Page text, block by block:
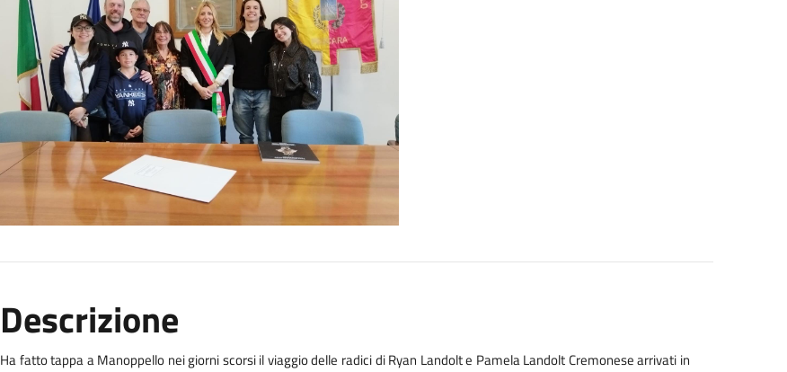
Descrizione
Ha fatto tappa a Manoppello nei giorni scorsi il viaggio delle radici di Ryan Landolt e Pamela Landolt Cremonese arrivati in